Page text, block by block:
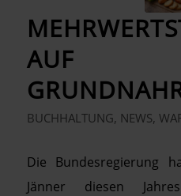
AUF
BUCHHALTUNG, NEWS,
Die Bundesregierung
Jänner diesen